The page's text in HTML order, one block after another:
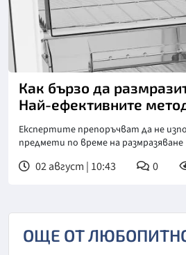
Как бързо да
Най-ефективните
Експертите препоръчват да не
предмети по време на размразяване
02 август | 10:43 0
ОЩЕ ОТ